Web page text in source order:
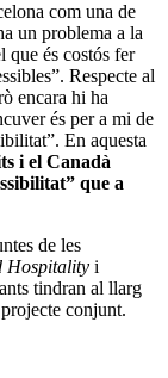
com una de
un problema a la
que és costós fer
Respecte al
encara hi ha
és per a mi de
En aquesta
i el Canadà
que a
de les
Hospitality i
tindran al llarg
conjunt.